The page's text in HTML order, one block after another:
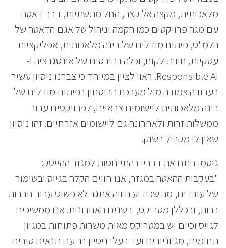
מלאכותית, מקצה אל קצה, החל מתשתיות, דרך דאטה
עם מגה פרויקטים כמו הקמה וניהול של אגם הדאטה של
הלמ"ס, פיתוח מודלים של בינה מלאכותית, אפליקציות
עסקיות, חווית לקוח, וכלה בהיבטים של אינטגרציה ו-
Responsible AI. ראוי לציין במיוחד כי צברנו ניסיון עשיר
בעבודה צמודה מול מערכת הביטחון בפיתוח מודלים של
בינה מלאכותית ליישומים צבאיים, לפרויקטים עבור
ממשלות זרות ולאחרונה גם ליישומים אזרחיים. זהו ניסיון
שאין לו מקביל בשוק.
גוטמן חתם את דבריו בהתייחסות למגזר ההייטק:
"בעקבות ההאטה במגזר, אנו חווים הקלה בגיוס ובשימור
של עובדים, מה שכידוע היווה אתגר לא פשוט עבור חברות
רבות, ובכללן מטריקס, בשנים האחרונות. אנו ממשיכים
לגייס וכיום יש במטריקס מאות משרות פתוחות במגוון
תחומים, מג'וניורים ועד בעלי ניסיון רב עם תנאים טובים